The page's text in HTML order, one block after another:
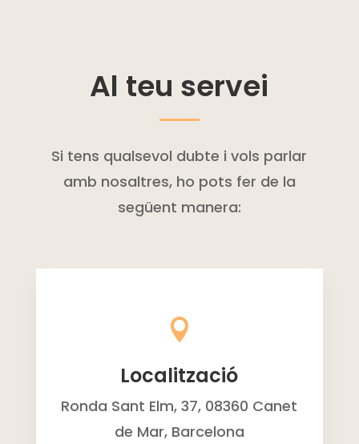
Al teu servei
Si tens qualsevol dubte i vols parlar
amb nosaltres, ho pots fer de la
següent manera:

Localització
Ronda Sant Elm, 37, 08360 Canet
de Mar, Barcelona